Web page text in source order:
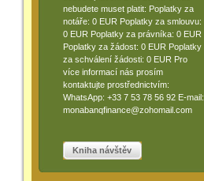
nebudete muset platit: Poplatky za
notáře: 0 EUR Poplatky za smlouvu:
0 EUR Poplatky za právníka: 0 EUR
Poplatky za žádost: 0 EUR Poplatky
za schválení žádosti: 0 EUR Pro
více informací nás prosím
kontaktujte prostřednictvím:
WhatsApp: +33 7 53 78 56 92 E-mail:
monabanqfinance@zohomail.com
Kniha návštěv